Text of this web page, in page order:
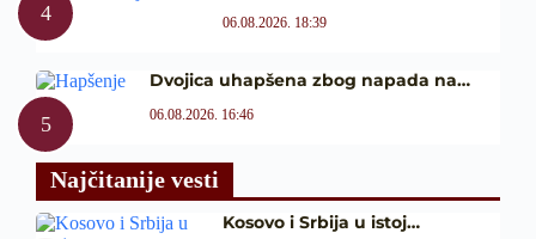
06.08.2026. 18:39
Dvojica uhapšena zbog napada na…
06.08.2026. 16:46
Najčitanije vesti
Kosovo i Srbija u istoj…